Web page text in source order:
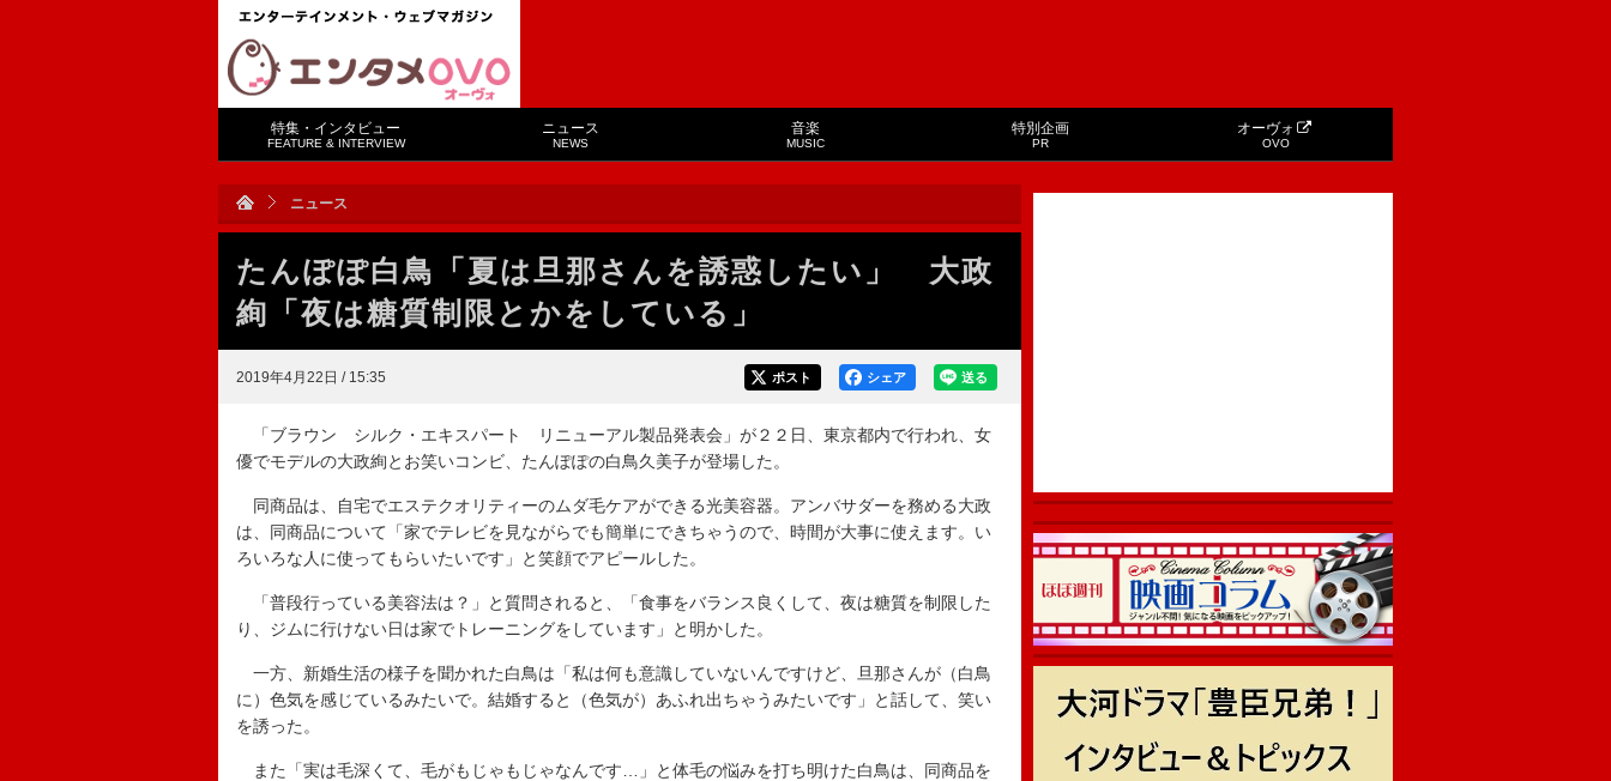
特集・インタビュー
FEATURE & INTERVIEW
ニュース
NEWS
音楽
MUSIC
特別企画
PR
オーヴォ
OVO
ニュース
たんぽぽ白鳥「夏は旦那さんを誘惑したい」 大政
絢「夜は糖質制限とかをしている」
2019年4月22日 / 15:35 送る
シェア
ポスト
「ブラウン シルク・エキスパート リニューアル製品発表会」が２２日、東京都内で行われ、女
優でモデルの大政絢とお笑いコンビ、たんぽぽの白鳥久美子が登場した。
同商品は、自宅でエステクオリティーのムダ毛ケアができる光美容器。アンバサダーを務める大政
は、同商品について「家でテレビを見ながらでも簡単にできちゃうので、時間が大事に使えます。い
ろいろな人に使ってもらいたいです」と笑顔でアピールした。
「普段行っている美容法は？」と質問されると、「食事をバランス良くして、夜は糖質を制限した
り、ジムに行けない日は家でトレーニングをしています」と明かした。
一方、新婚生活の様子を聞かれた白鳥は「私は何も意識していないんですけど、旦那さんが（白鳥
に）色気を感じているみたいで。結婚すると（色気が）あふれ出ちゃうみたいです」と話して、笑い
を誘った。
また「実は毛深くて、毛がもじゃもじゃなんです…」と体毛の悩みを打ち明けた白鳥は、同商品を